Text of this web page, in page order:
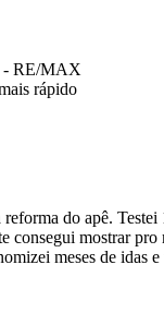
- RE/MAX
rápido
do apê.
consegui mostrar pro
meses de idas e